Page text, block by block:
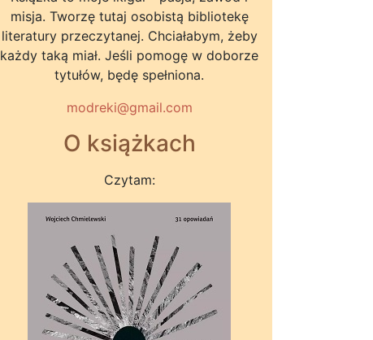
misja. Tworzę tutaj osobistą bibliotekę
literatury przeczytanej. Chciałabym, żeby
każdy taką miał. Jeśli pomogę w doborze
tytułów, będę spełniona.
modreki@gmail.com
O książkach
Czytam: